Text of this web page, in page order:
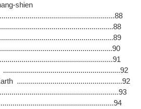
shien
.....................................................92